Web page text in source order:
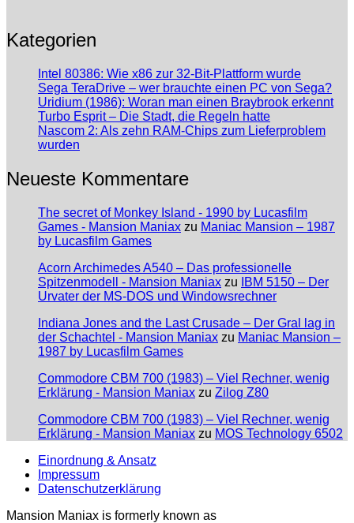
Kategorien
Intel 80386: Wie x86 zur 32-Bit-Plattform wurde
Sega TeraDrive – wer brauchte einen PC von Sega?
Uridium (1986): Woran man einen Braybrook erkennt
Turbo Esprit – Die Stadt, die Regeln hatte
Nascom 2: Als zehn RAM-Chips zum Lieferproblem
wurden
Neueste Kommentare
The secret of Monkey Island - 1990 by Lucasfilm
Games - Mansion Maniax zu Maniac Mansion – 1987
by Lucasfilm Games
Acorn Archimedes A540 – Das professionelle
Spitzenmodell - Mansion Maniax zu
IBM 5150 – Der
Urvater der MS-DOS und Windowsrechner
Indiana Jones and the Last Crusade – Der Gral lag in
der Schachtel - Mansion Maniax zu Maniac Mansion –
1987 by Lucasfilm Games
Commodore CBM 700 (1983) – Viel Rechner, wenig
Erklärung - Mansion Maniax zu Zilog Z80
Commodore CBM 700 (1983) – Viel Rechner, wenig
Erklärung - Mansion Maniax zu MOS Technology 6502
Einordnung & Ansatz
Impressum
Datenschutzerklärung
Mansion Maniax is formerly known as